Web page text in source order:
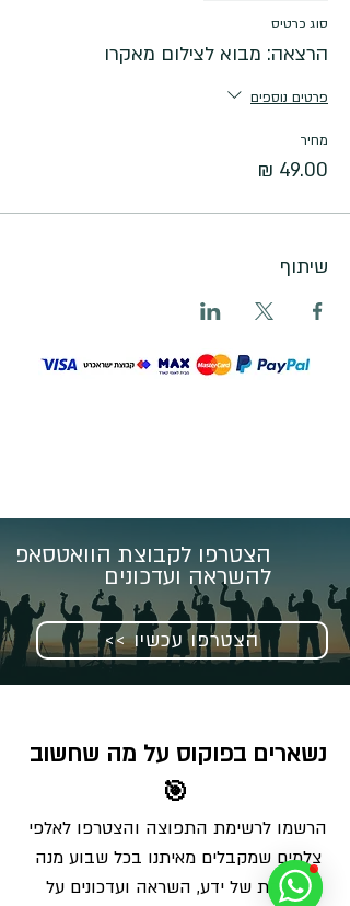
סוג כרטיס
הרצאה: מבוא לצילום מאקרו
פרטים נוספים
מחיר
שיתוף
הצטרפו לקבוצת הוואטסאפ
להשראה ועדכונים
<< הצטרפו עכשיו
🎯